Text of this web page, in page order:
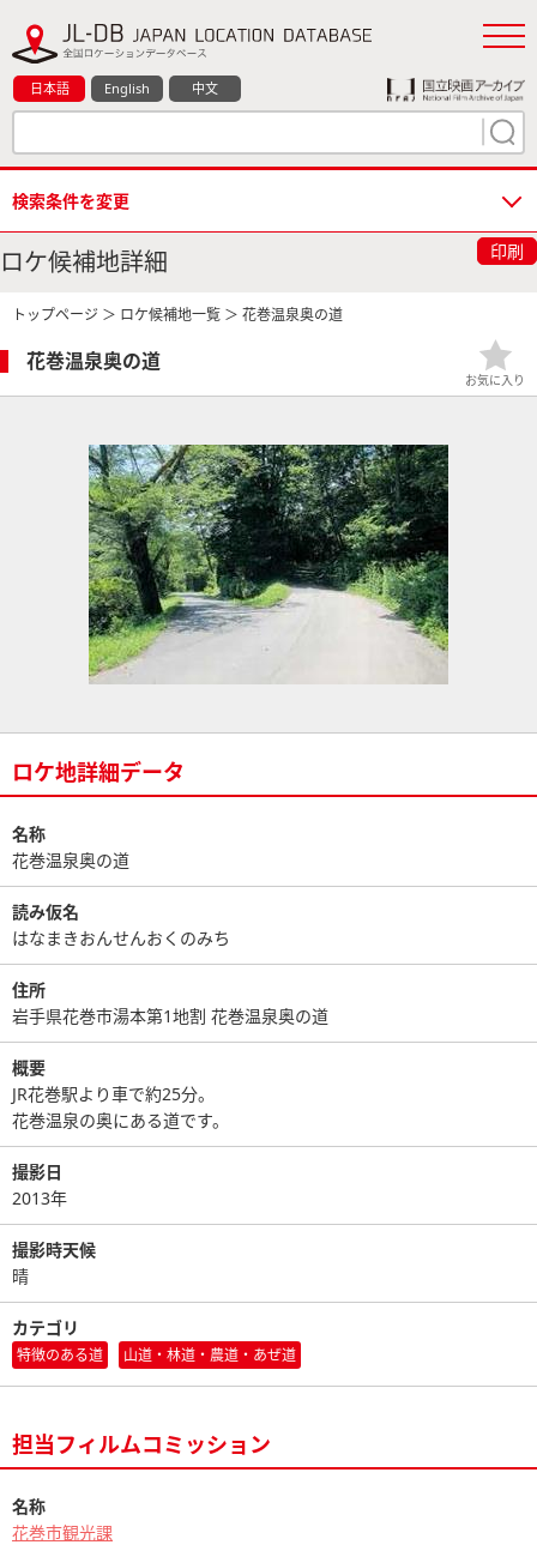
日本語 English 中文
検索条件を変更
ロケ候補地詳細 印刷
トップページ ＞ ロケ候補地一覧 ＞ 花巻温泉奥の道
花巻温泉奥の道
お気に入り
ロケ地詳細データ
名称
花巻温泉奥の道
読み仮名
はなまきおんせんおくのみち
住所
岩手県花巻市湯本第1地割 花巻温泉奥の道
概要
JR花巻駅より車で約25分。
花巻温泉の奥にある道です。
撮影日
2013年
撮影時天候
晴
カテゴリ
特徴のある道 山道・林道・農道・あぜ道
担当フィルムコミッション
名称
花巻市観光課